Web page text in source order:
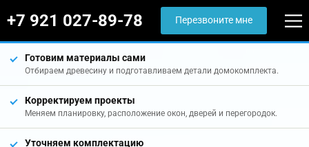
+7 921 027-89-78 Перезвоните мне
Готовим материалы сами
Отбираем древесину и подготавливаем детали домокомплекта.
Корректируем проекты
Меняем планировку, расположение окон, дверей и перегородок.
Уточняем комплектацию